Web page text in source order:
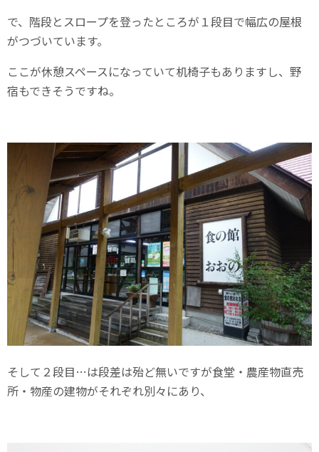
で、階段とスロープを登ったところが１段目で幅広の屋根
がつづいています。
ここが休憩スペースになっていて机椅子もありますし、野
宿もできそうですね。
そして２段目…は段差は殆ど無いですが食堂・農産物直売
所・物産の建物がそれぞれ別々にあり、